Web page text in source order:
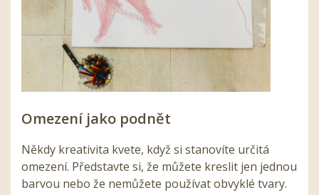
Omezení jako podnět
Někdy kreativita kvete, když si stanovíte určitá
omezení. Představte si, že můžete kreslit jen jednou
barvou nebo že nemůžete používat obvyklé tvary.